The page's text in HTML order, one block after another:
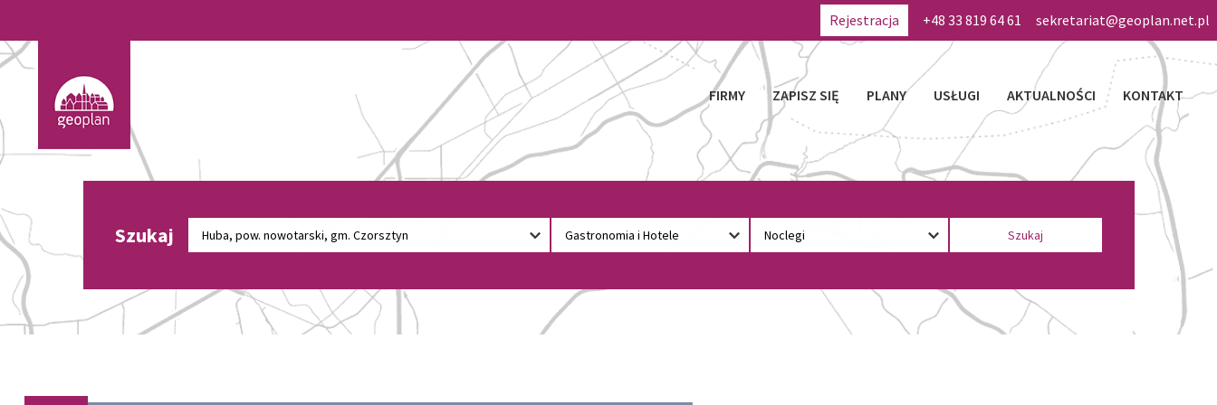
Rejestracja +48 33 819 64 61 sekretariat@geoplan.net.pl
FIRMY ZAPISZ SIĘ PLANY USŁUGI AKTUALNOŚCI KONTAKT
Szukaj